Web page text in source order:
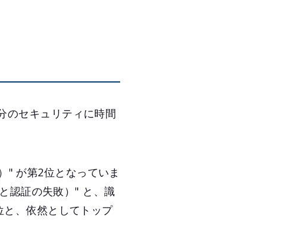
のセキュリティに時間
が第2位となっていま
証の失敗）" と、識
と、依然としてトップ